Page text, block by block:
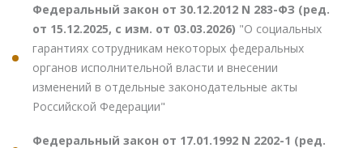
Федеральный закон от 30.12.2012 N 283-ФЗ (ред.
от 15.12.2025, с изм. от 03.03.2026) "О социальных
гарантиях сотрудникам некоторых федеральных
органов исполнительной власти и внесении
изменений в отдельные законодательные акты
Российской Федерации"
Федеральный закон от 17.01.1992 N 2202-1 (ред.